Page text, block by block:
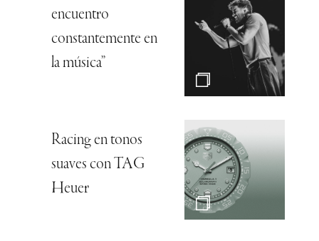
encuentro
constantemente en
la música”
Racing en tonos
suaves con TAG
Heuer